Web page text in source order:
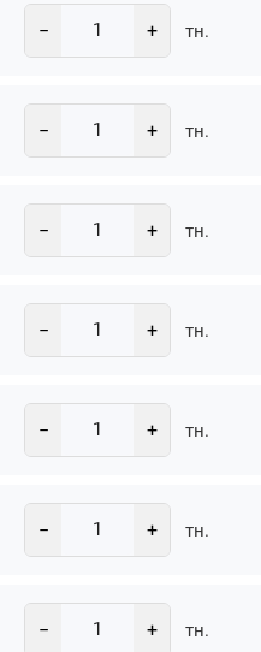
− + тн.
− + тн.
− + тн.
− + тн.
− + тн.
− + тн.
− + тн.